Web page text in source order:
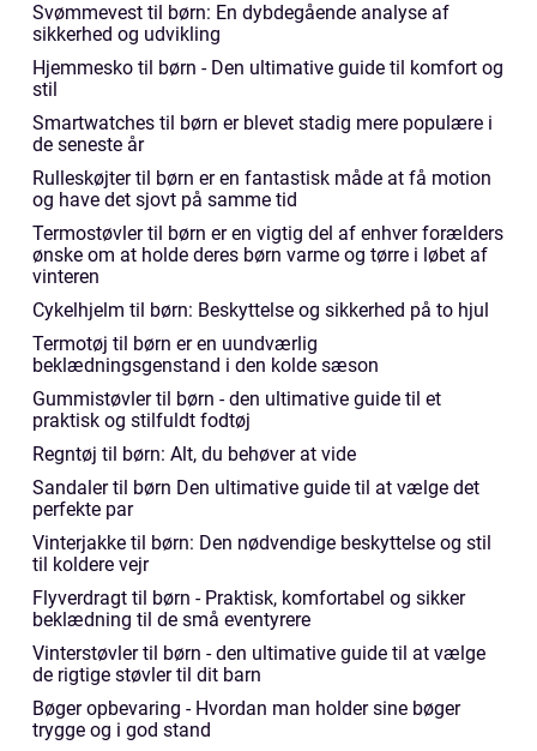
Svømmevest til børn: En dybdegående analyse af
sikkerhed og udvikling
Hjemmesko til børn - Den ultimative guide til komfort og
stil
Smartwatches til børn er blevet stadig mere populære i
de seneste år
Rulleskøjter til børn er en fantastisk måde at få motion
og have det sjovt på samme tid
Termostøvler til børn er en vigtig del af enhver forælders
ønske om at holde deres børn varme og tørre i løbet af
vinteren
Cykelhjelm til børn: Beskyttelse og sikkerhed på to hjul
Termotøj til børn er en uundværlig
beklædningsgenstand i den kolde sæson
Gummistøvler til børn - den ultimative guide til et
praktisk og stilfuldt fodtøj
Regntøj til børn: Alt, du behøver at vide
Sandaler til børn Den ultimative guide til at vælge det
perfekte par
Vinterjakke til børn: Den nødvendige beskyttelse og stil
til koldere vejr
Flyverdragt til børn - Praktisk, komfortabel og sikker
beklædning til de små eventyrere
Vinterstøvler til børn - den ultimative guide til at vælge
de rigtige støvler til dit barn
Bøger opbevaring - Hvordan man holder sine bøger
trygge og i god stand